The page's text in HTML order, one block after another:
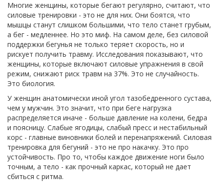
Многие женщины, которые бегают регулярно, считают, что
силовые тренировки - это не для них. Они боятся, что
мышцы станут слишком большими, что тело станет грубым,
а бег - медленнее. Но это миф. На самом деле, без силовой
поддержки бегунья не только теряет скорость, но и
рискует получить травму. Исследования показывают, что
женщины, которые включают силовые упражнения в свой
режим, снижают риск травм на 37%. Это не случайность.
Это биология.
У женщин анатомически иной угол тазобедренного сустава,
чем у мужчин. Это значит, что при беге нагрузка
распределяется иначе - больше давление на колени, бедра
и поясницу. Слабые ягодицы, слабый пресс и нестабильный
корс - главные виновники болей и перенапряжений. Силовая
тренировка для бегуний - это не про накачку. Это про
устойчивость. Про то, чтобы каждое движение ноги было
точным, а тело - как прочный каркас, который не дает
сбиться с ритма.